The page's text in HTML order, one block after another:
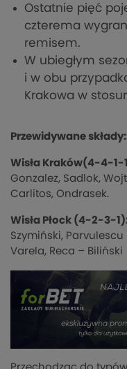
Ostatnie pięć
czterema
remisem.
W ubiegłym
i w obu
Krakowa w
Przewidywane składy:
Wisła Kraków(4-4-1-
Gonzalez, Sadlok,
Carlitos, Ondrasek.
Wisła Płock (4-2-3-
Szymiński,
Varela, Reca – Biliński